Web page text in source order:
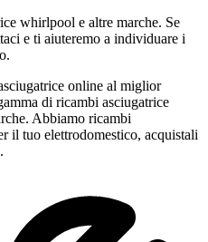
whirlpool e altre marche. Se
e ti aiuteremo a individuare i
online al miglior
di ricambi asciugatrice
Abbiamo ricambi
il tuo elettrodomestico, acquistali